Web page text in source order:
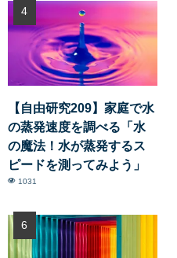
【自由研究209】家庭で水
の蒸発速度を調べる「水
の魔法！水が蒸発するス
ピードを測ってみよう」
1031